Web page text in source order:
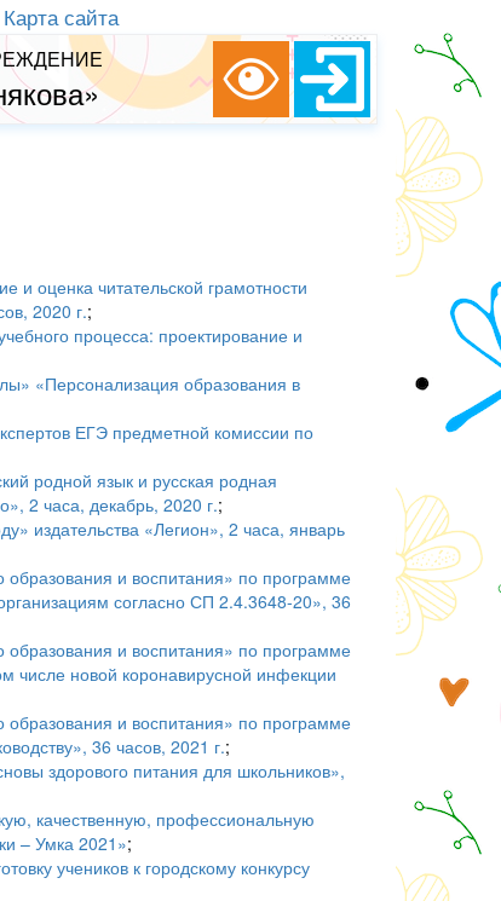
сайта
оценка читательской грамотности
2020 г.;
процесса: проектирование и
«Персонализация образования в
ЕГЭ предметной комиссии по
родной язык и русская родная
2 часа, декабрь, 2020 г.;
издательства «Легион», 2 часа, январь
и воспитания» по программе
согласно СП 2.4.3648-20», 36
и воспитания» по программе
числе новой коронавирусной инфекции
и воспитания» по программе
36 часов, 2021 г.;
здорового питания для школьников»,
качественную, профессиональную
– Умка 2021»;
учеников к городскому конкурсу